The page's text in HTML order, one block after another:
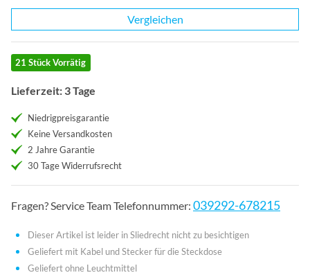
Vergleichen
21 Stück Vorrätig
Lieferzeit: 3 Tage
Niedrigpreisgarantie
Keine Versandkosten
2 Jahre Garantie
30 Tage Widerrufsrecht
Fragen? Service Team Telefonnummer: 039292-678215
Dieser Artikel ist leider in Sliedrecht nicht zu besichtigen
Geliefert mit Kabel und Stecker für die Steckdose
Geliefert ohne Leuchtmittel